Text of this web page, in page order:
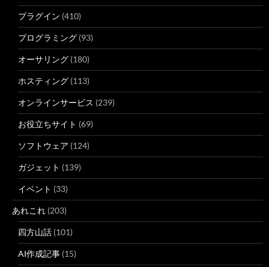
プラグイン (410)
プログラミング (93)
オーサリング (180)
ホスティング (113)
オンラインサービス (239)
お役立ちサイト (69)
ソフトウェア (124)
ガジェット (139)
イベント (33)
あれこれ (203)
四方山話 (101)
AI作成記事 (15)